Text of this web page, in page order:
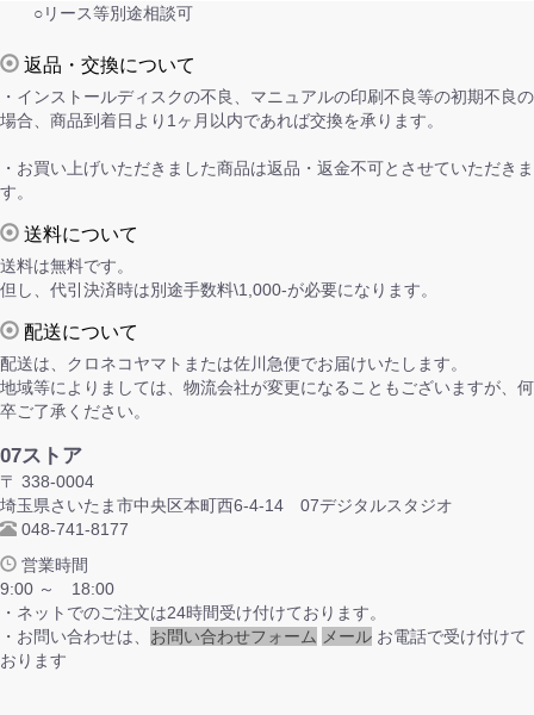
○リース等別途相談可
返品・交換について
・インストールディスクの不良、マニュアルの印刷不良等の初期不良の
場合、商品到着日より1ヶ月以内であれば交換を承ります。
・お買い上げいただきました商品は返品・返金不可とさせていただきま
す。
送料について
送料は無料です。
但し、代引決済時は別途手数料\1,000-が必要になります。
配送について
配送は、クロネコヤマトまたは佐川急便でお届けいたします。
地域等によりましては、物流会社が変更になることもございますが、何
卒ご了承ください。
07ストア
〒 338-0004
埼玉県さいたま市中央区本町西6-4-14 07デジタルスタジオ
048-741-8177
営業時間
9:00 ～ 18:00
・ネットでのご注文は24時間受け付けております。
・お問い合わせは、 お問い合わせフォーム メール お電話で受け付けて
おります